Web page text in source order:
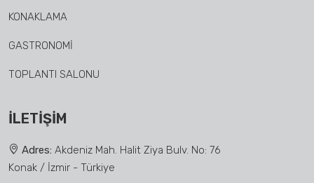
KONAKLAMA
GASTRONOMI
TOPLANTI SALONU
İLETIŞIM
Adres: Akdeniz Mah. Halit Ziya Bulv. No: 76
Konak / İzmir - Türkiye